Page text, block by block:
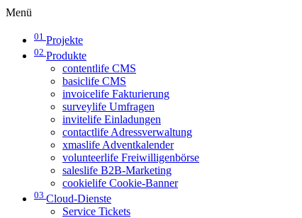
Menü
01 Projekte
02 Produkte
contentlife CMS
basiclife CMS
invoicelife Fakturierung
surveylife Umfragen
invitelife Einladungen
contactlife Adressverwaltung
xmaslife Adventkalender
volunteerlife Freiwilligenbörse
saleslife B2B-Marketing
cookielife Cookie-Banner
03 Cloud-Dienste
Service Tickets